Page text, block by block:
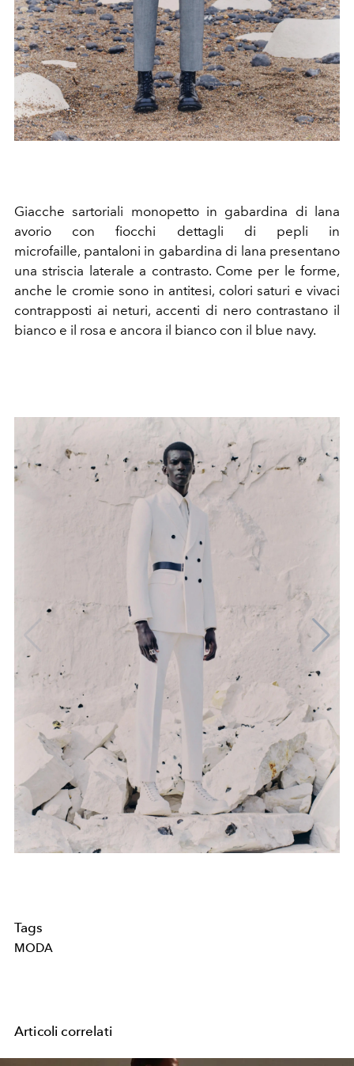
Giacche sartoriali monopetto in gabardina di lana
avorio con fiocchi dettagli di pepli in
microfaille, pantaloni in gabardina di lana presentano
una striscia laterale a contrasto. Come per le forme,
anche le cromie sono in antitesi, colori saturi e vivaci
contrapposti ai neturi, accenti di nero contrastano il
bianco e il rosa e ancora il bianco con il blue navy.
Tags
MODA
Articoli correlati